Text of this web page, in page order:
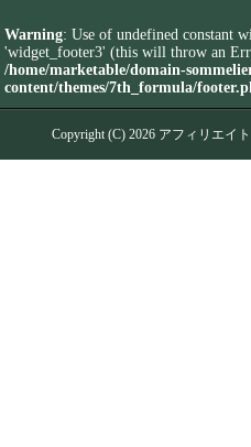
Warning: Use of undefined constant
'widget_footer3' (this will throw an
/home/marketable/domain-
content/themes/7th_formula/
Copyright (C) 2026 アフィリエイ